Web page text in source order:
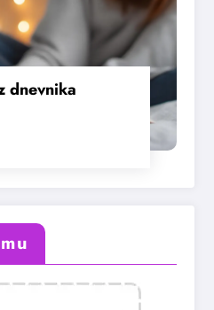
dnevnika